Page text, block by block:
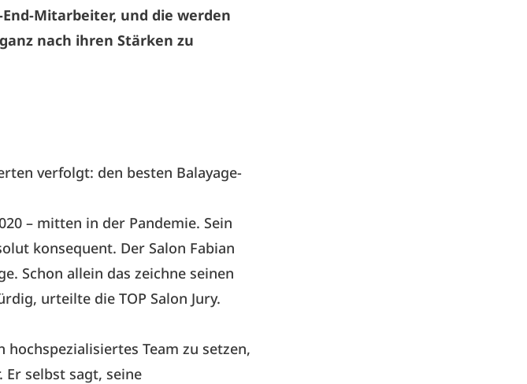
Mitarbeiter, und die werden
nach ihren Stärken zu
verfolgt: den besten Balayage-
– mitten in der Pandemie. Sein
konsequent. Der Salon Fabian
Schon allein das zeichne seinen
urteilte die TOP Salon Jury.
Team zu setzen,
Er selbst sagt, seine